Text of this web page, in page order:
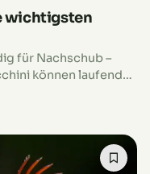
wichtigsten
für Nachschub –
können laufend